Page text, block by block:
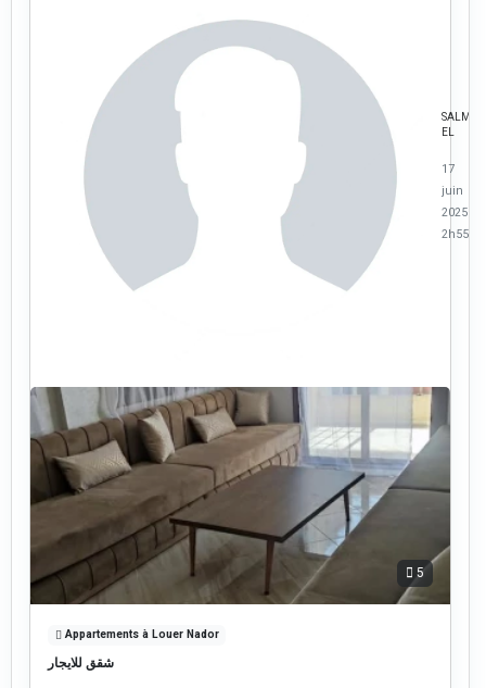
SALMA
EL
17
juin
2025 à
2h55
5
Appartements à Louer Nador
شقق للايجار